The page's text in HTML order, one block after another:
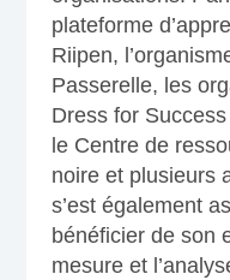
plateforme
Riipen,
Passerelle, les
Dress for
le Centre de
noire et plusieurs
s’est également
bénéficier de son
mesure et